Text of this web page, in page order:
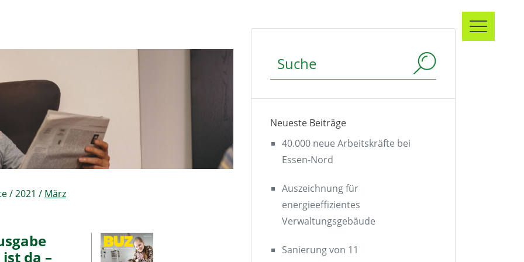
/2021 / März
da –
Neueste Beiträge
40.000 neue Arbeitskräfte bei
Essen-Nord
Auszeichnung für
energieeffizientes
Verwaltungsgebäude
Sanierung von 11